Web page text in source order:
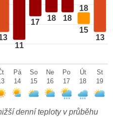
11
17 18 18
18
15
13
Pá
14
So
15
Ne
16
Po
17
Út
18
St
19
denní teploty v průběhu